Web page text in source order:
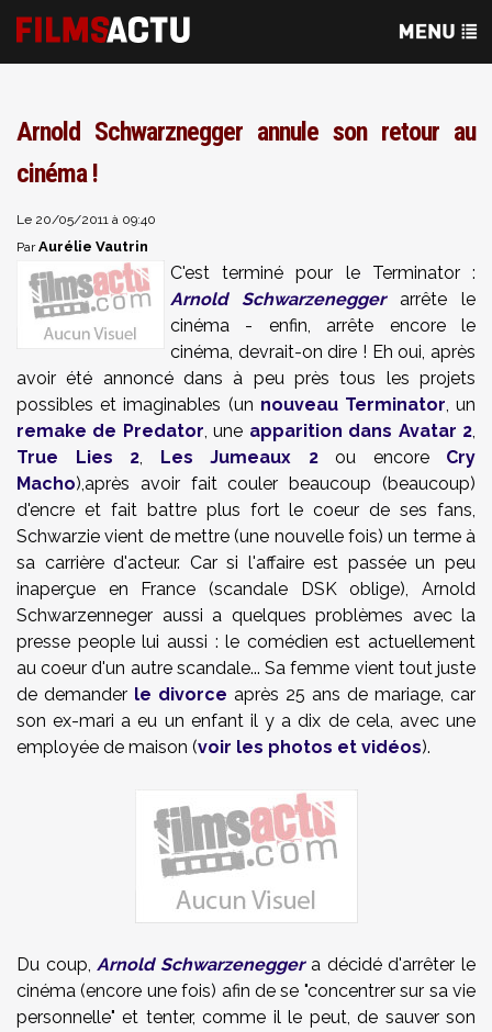
Arnold Schwarznegger annule son retour au
cinéma !
Le 20/05/2011 à 09:40
ParAurélie Vautrin
C'est terminé pour le Terminator :
Arnold Schwarzeneggerarrête le
cinéma - enfin, arrête encore le
cinéma, devrait-on dire ! Eh oui, après
avoir été annoncé dans à peu près tous les projets
possibles et imaginables (un nouveau Terminator, un
remake de Predator, une apparition dans Avatar 2,
True Lies 2, Les Jumeaux 2ou encore Cry
Macho),après avoir fait couler beaucoup (beaucoup)
d'encre et fait battre plus fort le coeur de ses fans,
Schwarzie vient de mettre (une nouvelle fois) un terme à
sa carrière d'acteur. Car si l'affaire est passée un peu
inaperçue en France (scandale DSK oblige), Arnold
Schwarzenneger aussi a quelques problèmes avec la
presse people lui aussi : le comédien est actuellement
au coeur d'un autre scandale... Sa femme vient tout juste
de demander le divorce après 25 ans de mariage, car
son ex-mari a eu un enfant il y a dix de cela, avec une
employée de maison (voir les photos et vidéos).
Du coup,Arnold Schwarzeneggera décidé d'arrêter le
cinéma (encore une fois) afin de se "concentrer sur sa vie
personnelle" et tenter, comme il le peut, de sauver son